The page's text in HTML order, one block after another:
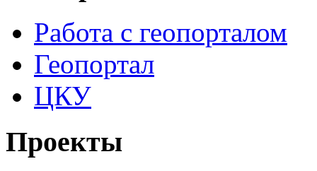
Работа с геопорталом
Геопортал
ЦКУ
Проекты